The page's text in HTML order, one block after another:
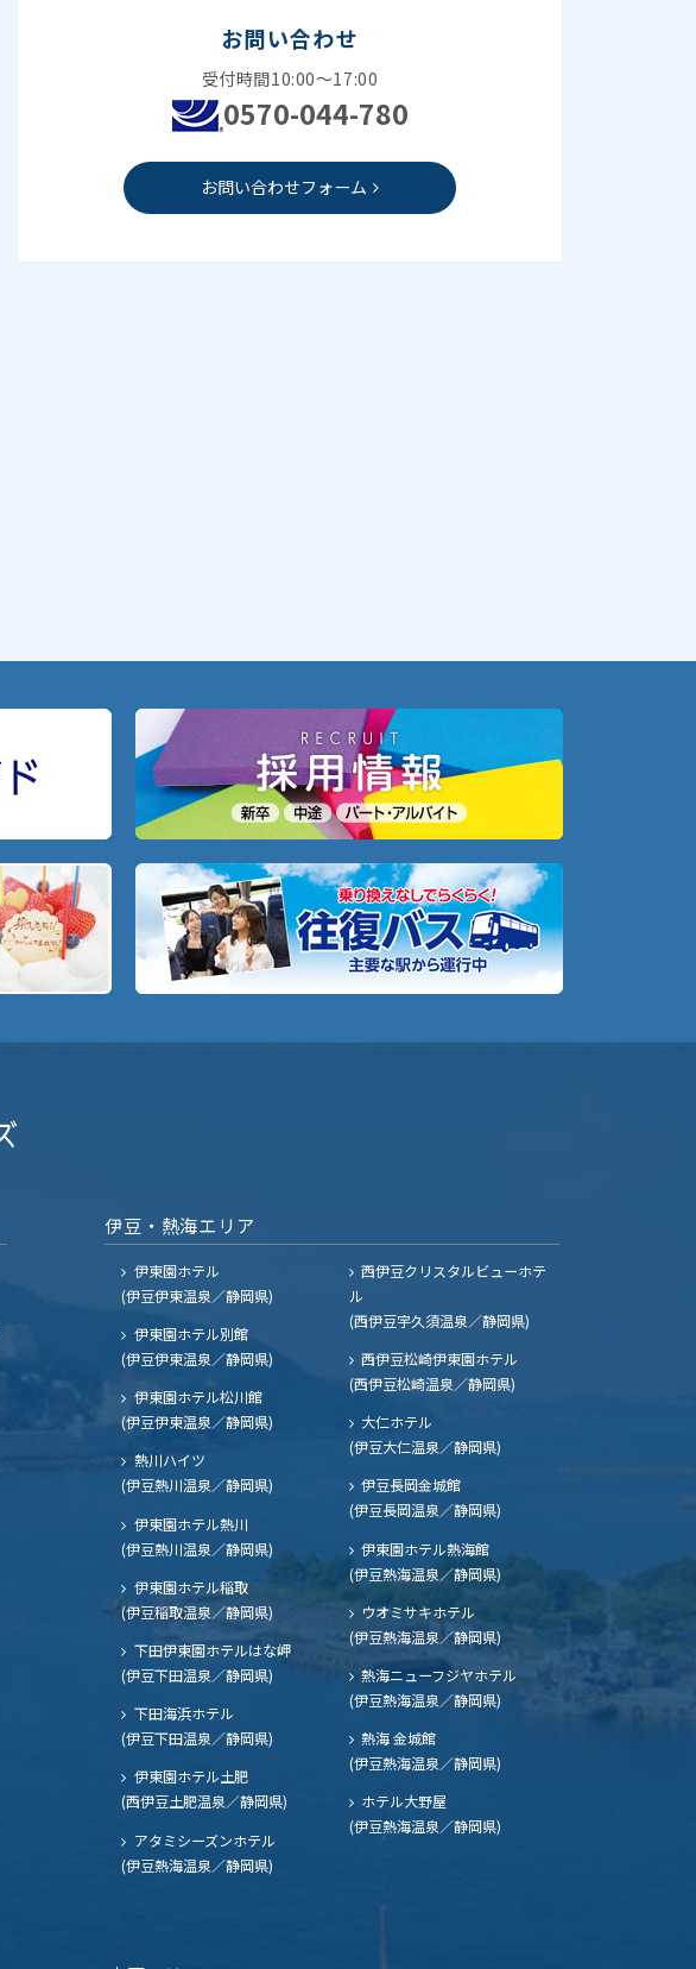
お問い合わせ
受付時間10:00～17:00
0570-044-780
お問い合わせフォーム
伊豆・熱海エリア
伊東園ホテル
(伊豆伊東温泉／静岡県)
伊東園ホテル別館
(伊豆伊東温泉／静岡県)
伊東園ホテル松川館
(伊豆伊東温泉／静岡県)
熱川ハイツ
(伊豆熱川温泉／静岡県)
伊東園ホテル熱川
(伊豆熱川温泉／静岡県)
伊東園ホテル稲取
(伊豆稲取温泉／静岡県)
下田伊東園ホテルはな岬
(伊豆下田温泉／静岡県)
下田海浜ホテル
(伊豆下田温泉／静岡県)
伊東園ホテル土肥
(西伊豆土肥温泉／静岡県)
西伊豆クリスタルビューホテ
ル
(西伊豆宇久須温泉／静岡県)
西伊豆松崎伊東園ホテル
(西伊豆松崎温泉／静岡県)
大仁ホテル
(伊豆大仁温泉／静岡県)
伊豆長岡金城館
(伊豆長岡温泉／静岡県)
伊東園ホテル熱海館
(伊豆熱海温泉／静岡県)
ウオミサキホテル
(伊豆熱海温泉／静岡県)
熱海ニューフジヤホテル
(伊豆熱海温泉／静岡県)
熱海 金城館
(伊豆熱海温泉／静岡県)
ホテル大野屋
(伊豆熱海温泉／静岡県)
アタミシーズンホテル
(伊豆熱海温泉／静岡県)